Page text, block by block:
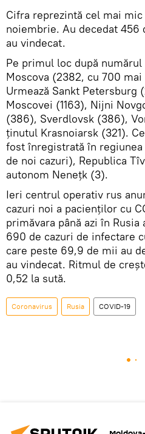
Cifra reprezintă cel mai
noiembrie. Au decedat 456
au vindecat.
Pe primul loc după
Moscova (2382, cu 700
Urmează Sankt Petersburg
Moscovei (1163), Nijni
(386), Sverdlovsk (386),
ținutul Krasnoiarsk (321).
fost înregistrată în regiunea
de noi cazuri), Republica
autonom Nenețk (3).
Ieri centrul operativ rus
cazuri noi a pacienților cu
primăvara până azi în
690 de cazuri de infectare
care peste 69,9 de mii au
au vindecat. Ritmul de
0,52 la sută.
Coronavirus Rusia COVID-19